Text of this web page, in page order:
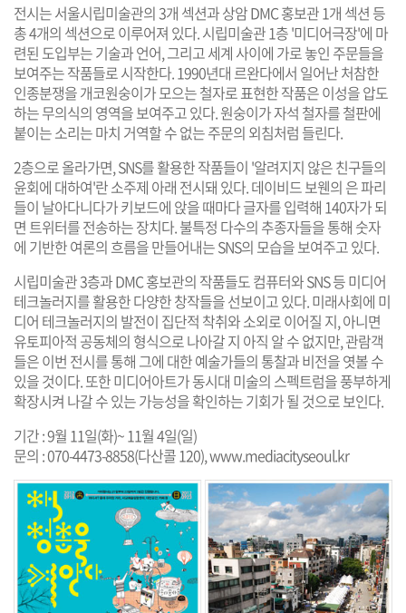
전시는 서울시립미술관의 3개 섹션과 상암 DMC 홍보관 1개 섹션 등
총 4개의 섹션으로 이루어져 있다. 시립미술관 1층 '미디어극장'에 마
련된 도입부는 기술과 언어, 그리고 세계 사이에 가로 놓인 주문들을
보여주는 작품들로 시작한다. 1990년대 르완다에서 일어난 처참한
인종분쟁을 개코원숭이가 모으는 철자로 표현한 작품은 이성을 압도
하는 무의식의 영역을 보여주고 있다. 원숭이가 자석 철자를 철판에
붙이는 소리는 마치 거역할 수 없는 주문의 외침처럼 들린다.
2층으로 올라가면, SNS를 활용한 작품들이 '알려지지 않은 친구들의
윤회에 대하여'란 소주제 아래 전시돼 있다. 데이비드 보웬의 은 파리
들이 날아다니다가 키보드에 앉을 때마다 글자를 입력해 140자가 되
면 트위터를 전송하는 장치다. 불특정 다수의 추종자들을 통해 숫자
에 기반한 여론의 흐름을 만들어내는 SNS의 모습을 보여주고 있다.
시립미술관 3층과 DMC 홍보관의 작품들도 컴퓨터와 SNS 등 미디어
테크놀러지를 활용한 다양한 창작들을 선보이고 있다. 미래사회에 미
디어 테크놀러지의 발전이 집단적 착취와 소외로 이어질 지, 아니면
유토피아적 공동체의 형식으로 나아갈 지 아직 알 수 없지만, 관람객
들은 이번 전시를 통해 그에 대한 예술가들의 통찰과 비전을 엿볼 수
있을 것이다. 또한 미디어아트가 동시대 미술의 스펙트럼을 풍부하게
확장시켜 나갈 수 있는 가능성을 확인하는 기회가 될 것으로 보인다.
기간 : 9월 11일(화)~ 11월 4일(일)
문의 : 070-4473-8858(다산콜 120),www.mediacityseoul.kr